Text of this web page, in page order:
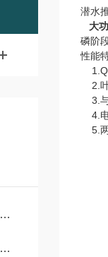
潜水
大
磷阶
性能
2.叶
3.与
4.电
5.两